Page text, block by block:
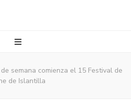
semana comienza el 15 Festival de
de Islantilla